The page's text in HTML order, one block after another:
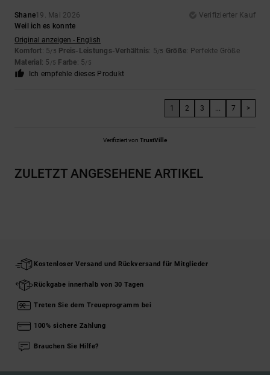
Shane19. Mai 2026
Verifizierter Kauf
Weil ich es konnte
Original anzeigen - English
Komfort: 5/5 Preis-Leistungs-Verhältnis: 5/5 Größe: Perfekte Größe
Material : 5 /5 Farbe: 5/5
Ich empfehle dieses Produkt
1 2 3 ... 7 >
Verifiziert von TrustVille
ZULETZT ANGESEHENE ARTIKEL
Kostenloser Versand und Rückversand für Mitglieder
Rückgabe innerhalb von 30 Tagen
Treten Sie dem Treueprogramm bei
100% sichere Zahlung
Brauchen Sie Hilfe?